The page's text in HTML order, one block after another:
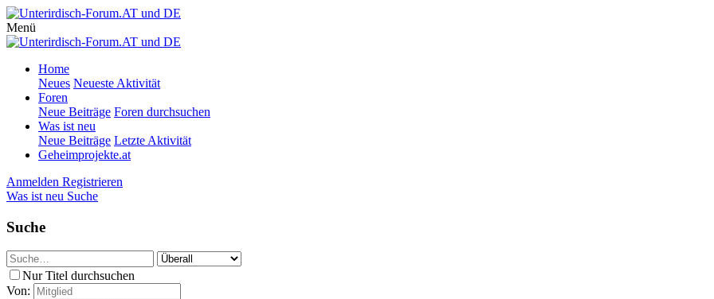
Menü
Home
Neues Neueste Aktivität
Foren
Neue Beiträge Foren durchsuchen
Was ist neu
Neue Beiträge Letzte Aktivität
Geheimprojekte.at
Anmelden Registrieren
Was ist neu Suche
Suche
Nur Titel durchsuchen
Von: